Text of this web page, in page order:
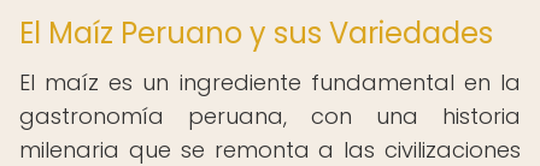
El Maíz Peruano y sus Variedades
El maíz es un ingrediente fundamental en la
gastronomía peruana, con una historia
milenaria que se remonta a las civilizaciones